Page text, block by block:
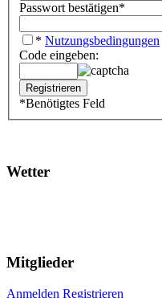
Passwort bestätigen*
* Nutzungsbedingungen
Code eingeben:
*Benötigtes Feld
Wetter
Mitglieder
Anmelden Registrieren